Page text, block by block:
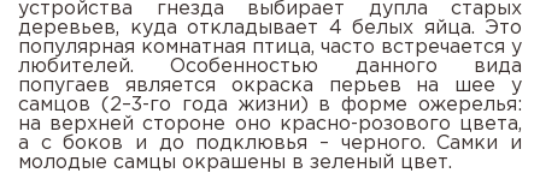
устройства гнезда выбирает дупла старых
деревьев, куда откладывает 4 белых яйца. Это
популярная комнатная птица, часто встречается у
любителей. Особенностью данного вида
попугаев является окраска перьев на шее у
самцов (2–3-го года жизни) в форме ожерелья:
на верхней стороне оно красно-розового цвета,
а с боков и до подклювья – черного. Самки и
молодые самцы окрашены в зеленый цвет.